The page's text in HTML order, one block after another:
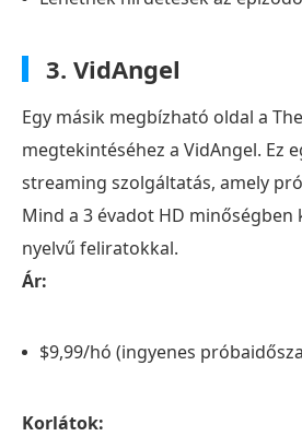
3. VidAngel
Egy másik megbízható oldal a
megtekintéséhez a VidAngel. Ez
streaming szolgáltatás, amely
Mind a 3 évadot HD minőségben
nyelvű feliratokkal.
Ár:
$9,99/hó (ingyenes
Korlátok: